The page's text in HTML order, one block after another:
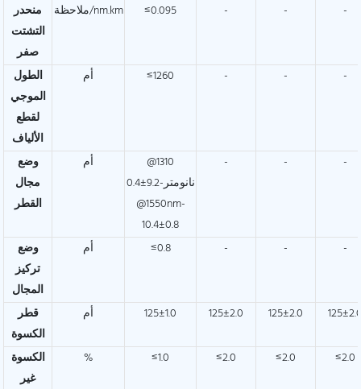
منحدر
التشتت
صفر
ملاحظة/nm.km ≤0.095 - - -
الطول
الموجي
لقطع
الألياف
أم ≤1260 - - -
وضع
مجال
القطر
أم
@1310
نانومتر-9.2±0.4
@1550nm-
10.4±0.8
- - -
وضع
تركيز
المجال
أم ≤0.8 - - -
قطر
الكسوة
أم 125±1.0 125±2.0 125±2.0
الكسوة
غير
% ≤1.0 ≤2.0 ≤2.0 ≤2.0